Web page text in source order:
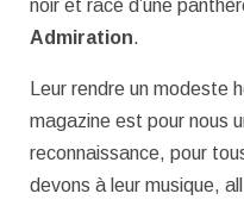
noir et racé d’une
Admiration.
Leur rendre un modeste
magazine est pour nous
reconnaissance, pour
devons à leur musique,